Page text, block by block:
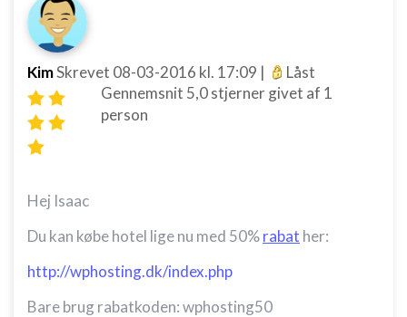
KimSkrevet 08-03-2016 kl. 17:09 |
Låst
Gennemsnit 5,0stjerner givet af 1
person
Hej Isaac
Du kan købe hotel lige nu med 50%rabat her:
http://wphosting.dk/index.php
Bare brug rabatkoden: wphosting50